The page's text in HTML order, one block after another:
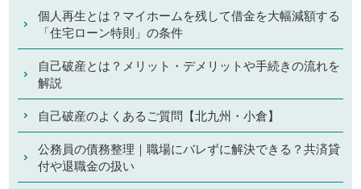
個人再生とは？マイホームを残して借金を大幅減額する
「住宅ローン特則」の条件
自己破産とは？メリット・デメリットや手続きの流れを
解説
自己破産のよくあるご質問【北九州・小倉】
公務員の債務整理｜職場にバレずに解決できる？共済貸
付や退職金の扱い